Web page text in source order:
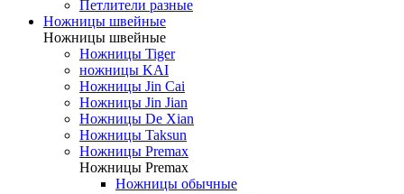
Петлители разные
Ножницы швейные
Ножницы швейные
Ножницы Tiger
ножницы KAI
Ножницы Jin Cai
Ножницы Jin Jian
Ножницы De Xian
Ножницы Taksun
Ножницы Premax
Ножницы Premax
Ножницы обычные